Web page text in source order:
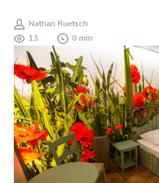
Nathan Ruetsch
13
0 min